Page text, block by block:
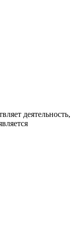
деятельность,